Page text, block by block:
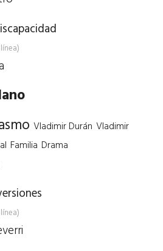
Vladimir Durán Vladimir
Familia Drama